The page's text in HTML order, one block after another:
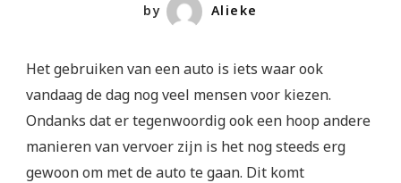
by Alieke
Het gebruiken van een auto is iets waar ook
vandaag de dag nog veel mensen voor kiezen.
Ondanks dat er tegenwoordig ook een hoop andere
manieren van vervoer zijn is het nog steeds erg
gewoon om met de auto te gaan. Dit komt